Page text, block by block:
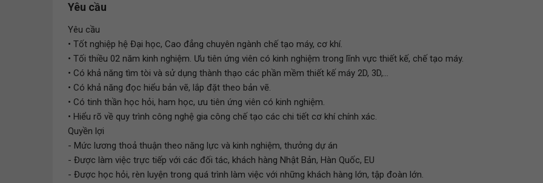
Yêu cầu
Yêu cầu
• Tốt nghiệp hệ Đại học, Cao đẳng chuyên ngành chế tạo máy, cơ khí.
• Tối thiều 02 năm kinh nghiệm. Ưu tiên ứng viên có kinh nghiệm trong lĩnh vực thiết kế, chế tạo máy.
• Có khả năng tìm tòi và sử dụng thành thạo các phần mềm thiết kế máy 2D, 3D,...
• Có khả năng đọc hiểu bản vẽ, lắp đặt theo bản vẽ.
• Có tinh thần học hỏi, ham học, ưu tiên ứng viên có kinh nghiệm.
• Hiểu rõ về quy trình công nghệ gia công chế tạo các chi tiết cơ khí chính xác.
Quyền lợi
- Mức lương thoả thuận theo năng lực và kinh nghiệm, thưởng dự án
- Được làm việc trực tiếp với các đối tác, khách hàng Nhật Bản, Hàn Quốc, EU
- Được học hỏi, rèn luyện trong quá trình làm việc với những khách hàng lớn, tập đoàn lớn.